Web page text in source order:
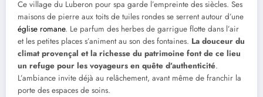
Ce village du Luberon pour spa garde l’empreinte des siècles. Ses
maisons de pierre aux toits de tuiles rondes se serrent autour d’une
église romane. Le parfum des herbes de garrigue flotte dans l’air
et les petites places s’animent au son des fontaines. La douceur du
climat provençal et la richesse du patrimoine font de ce lieu
un refuge pour les voyageurs en quête d’authenticité.
L’ambiance invite déjà au relâchement, avant même de franchir la
porte des espaces de soins.